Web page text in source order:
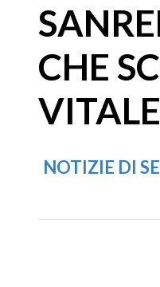
CHE
NOTIZIE DI